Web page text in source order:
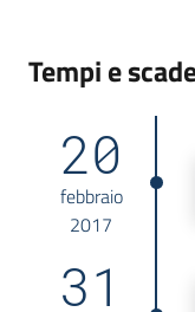
Tempi e
20
febbraio
2017
31